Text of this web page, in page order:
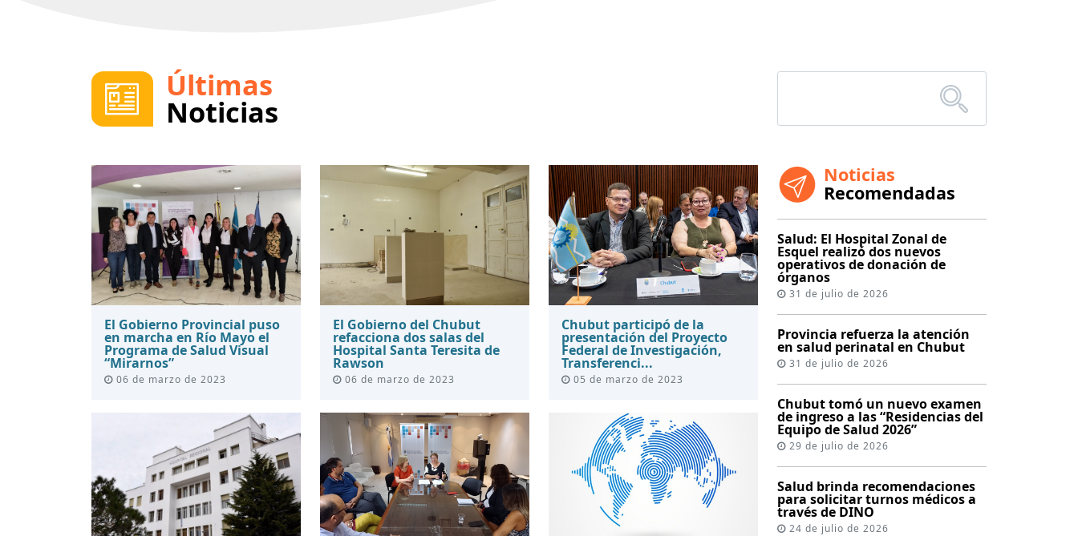
Últimas
Noticias
El Gobierno Provincial puso
en marcha en Río Mayo el
Programa de Salud Visual
“Mirarnos”
06 de marzo de 2023
El Gobierno del Chubut
refacciona dos salas del
Hospital Santa Teresita de
Rawson
06 de marzo de 2023
Chubut participó de la
presentación del Proyecto
Federal de Investigación,
Transferenci...
05 de marzo de 2023
Noticias
Recomendadas
Salud: El Hospital Zonal de
Esquel realizó dos nuevos
operativos de donación de
órganos
31 de julio de 2026
Provincia refuerza la atención
en salud perinatal en Chubut
31 de julio de 2026
Chubut tomó un nuevo examen
de ingreso a las “Residencias del
Equipo de Salud 2026”
29 de julio de 2026
Salud brinda recomendaciones
para solicitar turnos médicos a
través de DINO
24 de julio de 2026